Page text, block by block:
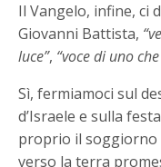
Il Vangelo, infine, ci
Giovanni Battista,
luce”, “voce di uno
Sì, fermiamoci sul
d’Israele e sulla
proprio il soggiorno
verso la terra